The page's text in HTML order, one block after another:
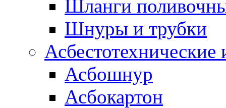
Шланги
Шнуры и трубки
Асбестотехнические
Асбошнур
Асбокартон